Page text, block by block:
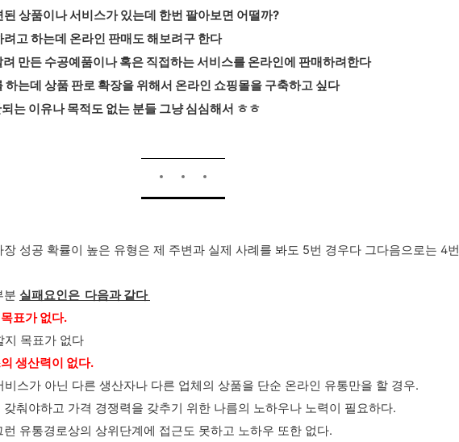
상품이나 서비스가 있는데 한번 팔아보면 어떨까?
고 하는데 온라인 판매도 해보려구 한다
만든 수공예품이나 혹은 직접하는 서비스를 온라인에 판매하려한다
하는데 상품 판로 확장을 위해서 온라인 쇼핑몰을 구축하고 싶다
는 이유나 목적도 없는 분들 그냥 심심해서 ㅎㅎ
성공 확률이 높은 유형은 제 주변과 실제 사례를 봐도 5번 경우다 그다음으로는 4번
분 실패요인은 다음과 같다
표가 없다.
목표가 없다
생산력이 없다.
스가 아닌 다른 생산자나 다른 업체의 상품을 단순 온라인 유통만을 할 경우.
춰야하고 가격 경쟁력을 갖추기 위한 나름의 노하우나 노력이 필요하다.
유통경로상의 상위단계에 접근도 못하고 노하우 또한 없다.